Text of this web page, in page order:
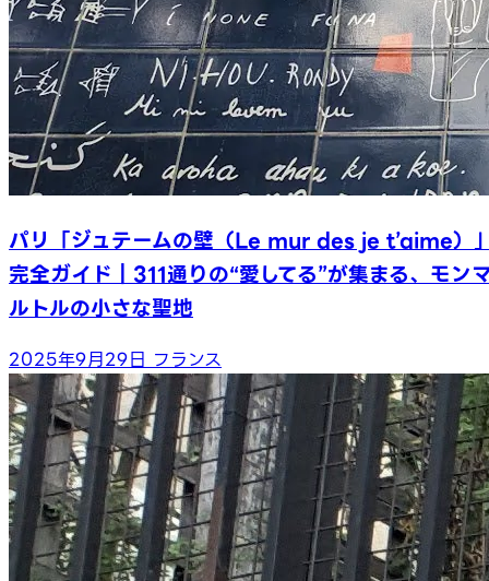
パリ「ジュテームの壁（Le mur des je t’aime）
完全ガイド｜311通りの“愛してる”が集まる、モン
ルトルの小さな聖地
2025年9月29日 フランス